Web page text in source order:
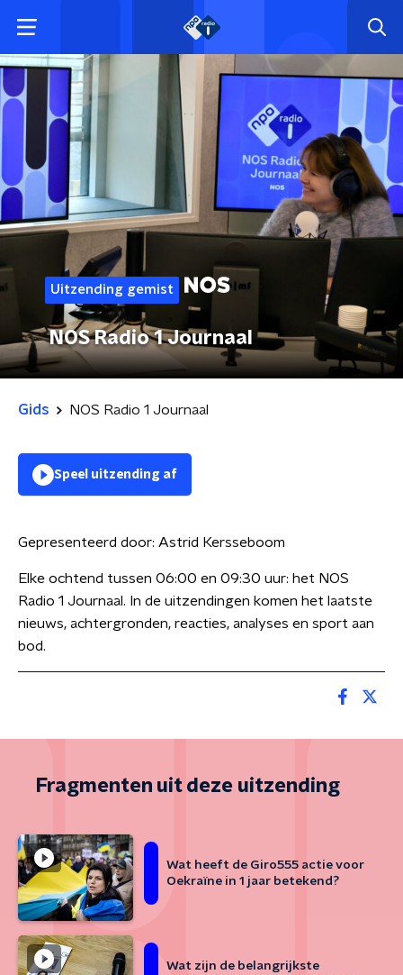
Uitzending gemist
NOS Radio 1 Journaal
Gids NOS Radio 1 Journaal
Speel uitzending af
Gepresenteerd door: Astrid Kersseboom
Elke ochtend tussen 06:00 en 09:30 uur: het NOS
Radio 1 Journaal. In de uitzendingen komen het laatste
nieuws, achtergronden, reacties, analyses en sport aan
bod.
Fragmenten uit deze uitzending
Wat heeft de Giro555 actie voor
Oekraïne in 1 jaar betekend?
Wat zijn de belangrijkste